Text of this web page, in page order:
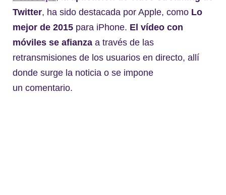
Twitter, ha sido destacada por Apple, como Lo
mejor de 2015 para iPhone. El vídeo con
móviles se afianza a través de las
retransmisiones de los usuarios en directo, allí
donde surge la noticia o se impone
un comentario.